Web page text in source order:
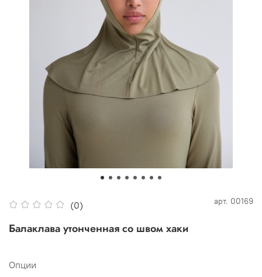
(0) арт. 00169
Балаклава утонченная со швом хаки
Опции